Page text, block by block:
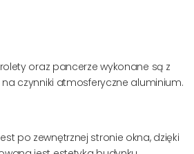
oraz pancerze wykonane są z
czynniki atmosferyczne aluminium.
po zewnętrznej stronie okna, dzięki